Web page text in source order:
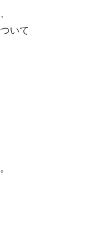
いて